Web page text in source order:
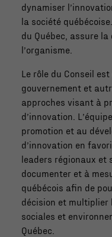
dynamiser
la société
du Québec, assure
l’organisme.
Le rôle du Conseil
gouvernement et
approches visant à
d’innovation.
promotion et au
d’innovation en
leaders régionaux et
documenter et à
québécois afin de
décision et multiplier
sociales et
Québec.